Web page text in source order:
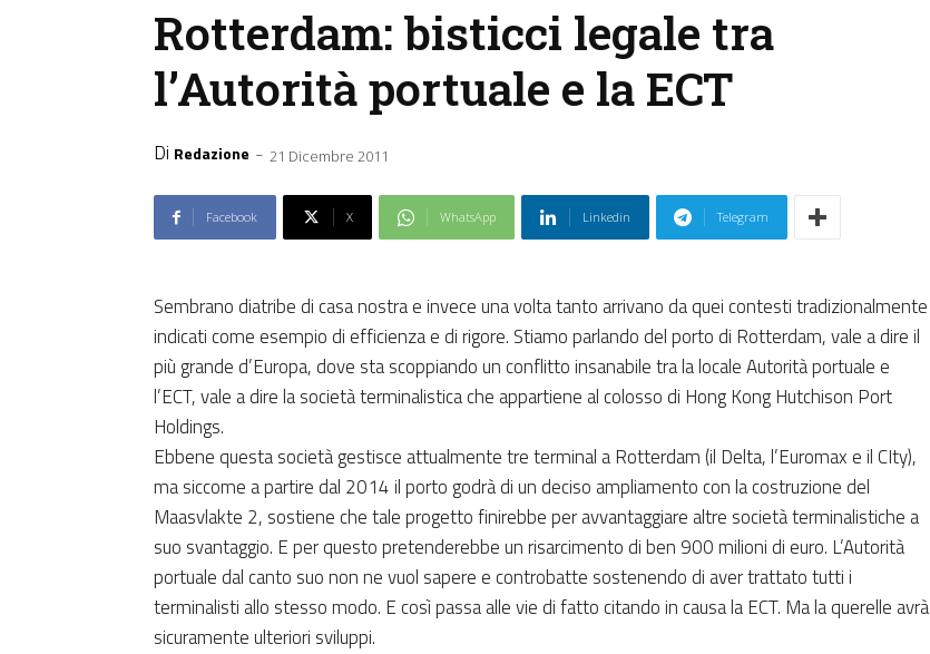
Rotterdam: bisticci legale tra
l’Autorità portuale e la ECT
Di Redazione - 21 Dicembre 2011
Facebook X WhatsApp Linkedin Telegram
Sembrano diatribe di casa nostra e invece una volta tanto arrivano da quei contesti tradizionalmente
indicati come esempio di efficienza e di rigore. Stiamo parlando del porto di Rotterdam, vale a dire il
più grande d’Europa, dove sta scoppiando un conflitto insanabile tra la locale Autorità portuale e
l’ECT, vale a dire la società terminalistica che appartiene al colosso di Hong Kong Hutchison Port
Holdings.
Ebbene questa società gestisce attualmente tre terminal a Rotterdam (il Delta, l’Euromax e il CIty),
ma siccome a partire dal 2014 il porto godrà di un deciso ampliamento con la costruzione del
Maasvlakte 2, sostiene che tale progetto finirebbe per avvantaggiare altre società terminalistiche a
suo svantaggio. E per questo pretenderebbe un risarcimento di ben 900 milioni di euro. L’Autorità
portuale dal canto suo non ne vuol sapere e controbatte sostenendo di aver trattato tutti i
terminalisti allo stesso modo. E così passa alle vie di fatto citando in causa la ECT. Ma la querelle avrà
sicuramente ulteriori sviluppi.